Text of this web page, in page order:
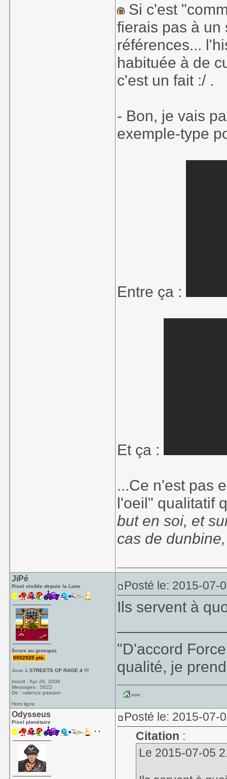
Si c'est
fierais pas à un
références...
habituée à de
c'est un fait :/ .
- Bon, je vais
exemple-type
Entre ça :
Et ça :
...Ce n'est pas
l'oeil" qualitatif
but en soi, et
cas de
JiPé
Pixel visible depuis la Lune
Score au grosquiz
0002920 pts.
Joue àSTREETS OF RAGE 4 !!!
Inscrit : Apr 26, 2008
Messages : 5622
De : valence passion
Hors ligne
Posté le: 2015-07-
Ils servent à
"D'accord
qualité, je
Odysseus
Pixel planétaire
Posté le: 2015-07-
Citation :
Le 2015-07-05